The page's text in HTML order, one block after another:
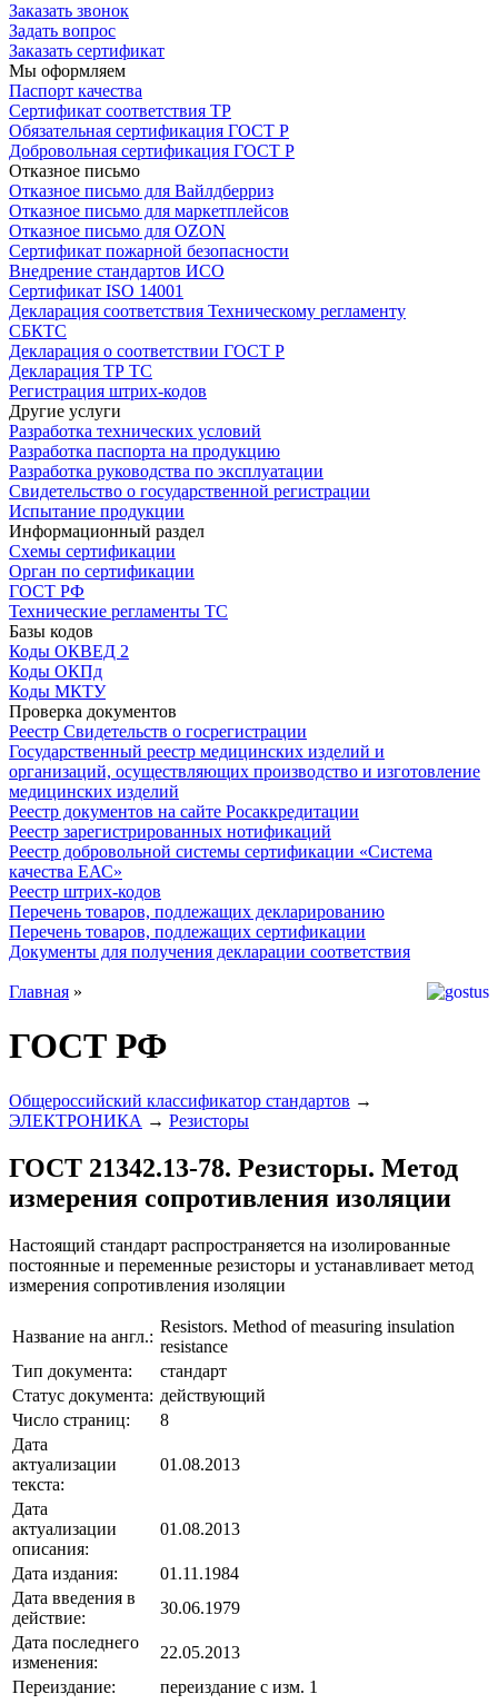
Заказать звонок
Задать вопрос
Заказать сертификат
Мы оформляем
Паспорт качества
Сертификат соответствия ТР
Обязательная сертификация ГОСТ Р
Добровольная сертификация ГОСТ Р
Отказное письмо
Отказное письмо для Вайлдберриз
Отказное письмо для маркетплейсов
Отказное письмо для OZON
Сертификат пожарной безопасности
Внедрение стандартов ИСО
Сертификат ISO 14001
Декларация соответствия Техническому регламенту
СБКТС
Декларация о соответствии ГОСТ Р
Декларация ТР ТС
Регистрация штрих-кодов
Другие услуги
Разработка технических условий
Разработка паспорта на продукцию
Разработка руководства по эксплуатации
Свидетельство о государственной регистрации
Испытание продукции
Информационный раздел
Схемы сертификации
Орган по сертификации
ГОСТ РФ
Технические регламенты ТС
Базы кодов
Коды ОКВЕД 2
Коды ОКПд
Коды МКТУ
Проверка документов
Реестр Свидетельств о госрегистрации
Государственный реестр медицинских изделий и
организаций, осуществляющих производство и изготовление
медицинских изделий
Реестр документов на сайте Росаккредитации
Реестр зарегистрированных нотификаций
Реестр добровольной системы сертификации «Система
качества ЕАС»
Реестр штрих-кодов
Перечень товаров, подлежащих декларированию
Перечень товаров, подлежащих сертификации
Документы для получения декларации соответствия
Главная »
ГОСТ РФ
Общероссийский классификатор стандартов →
ЭЛЕКТРОНИКА → Резисторы
ГОСТ 21342.13-78. Резисторы. Метод
измерения сопротивления изоляции
Настоящий стандарт распространяется на изолированные
постоянные и переменные резисторы и устанавливает метод
измерения сопротивления изоляции
Название на англ.:
Resistors. Method of measuring insulation
resistance
Тип документа:
стандарт
Статус документа: действующий
Число страниц:
8
Дата
актуализации
текста:
01.08.2013
Дата
актуализации
описания:
01.08.2013
Дата издания:
01.11.1984
Дата введения в
действие:
30.06.1979
Дата последнего
изменения:
22.05.2013
Переиздание:
переиздание с изм. 1